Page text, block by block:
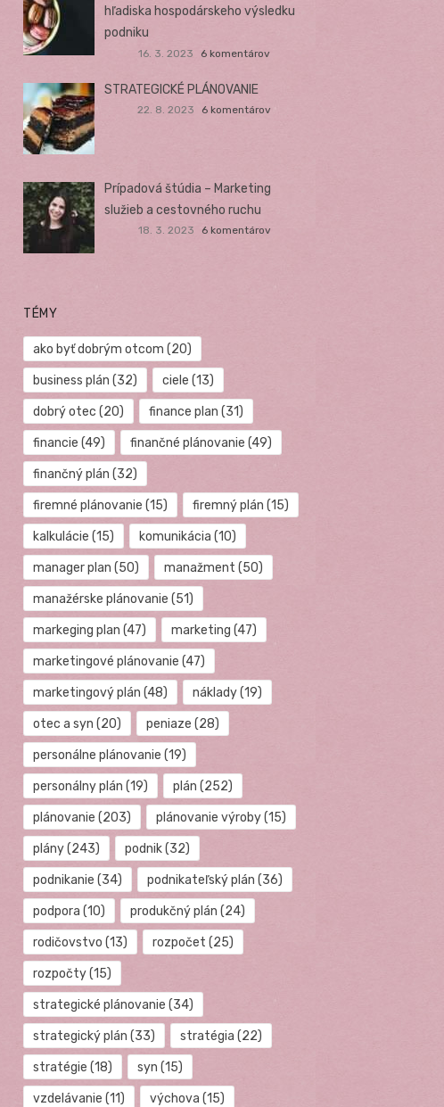
hľadiska hospodárskeho výsledku
podniku
16. 3. 2023 6 komentárov
STRATEGICKÉ PLÁNOVANIE
22. 8. 2023 6 komentárov
Prípadová štúdia – Marketing
služieb a cestovného ruchu
18. 3. 2023 6 komentárov
TÉMY
ako byť dobrým otcom (20)
business plán (32) ciele (13)
dobrý otec (20) finance plan (31)
financie (49) finančné plánovanie (49)
finančný plán (32)
firemné plánovanie (15) firemný plán (15)
kalkulácie (15) komunikácia (10)
manager plan (50) manažment (50)
manažérske plánovanie (51)
markeging plan (47) marketing (47)
marketingové plánovanie (47)
marketingový plán (48) náklady(19)
otec a syn (20) peniaze (28)
personálne plánovanie (19)
personálny plán (19) plán (252)
plánovanie (203) plánovanie výroby(15)
plány(243) podnik(32)
podnikanie (34) podnikateľský plán (36)
podpora (10) produkčný plán (24)
rodičovstvo (13) rozpočet (25)
rozpočty(15)
strategické plánovanie (34)
strategický plán (33) stratégia (22)
stratégie (18) syn (15)
vzdelávanie (11) výchova (15)